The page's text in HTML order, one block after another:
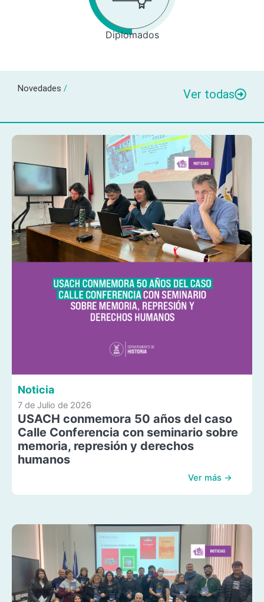
Diplomados
Novedades / Ver todas
Noticia
7 de Julio de 2026
USACH conmemora 50 años del caso
Calle Conferencia con seminario sobre
memoria, represión y derechos
humanos
Ver más →